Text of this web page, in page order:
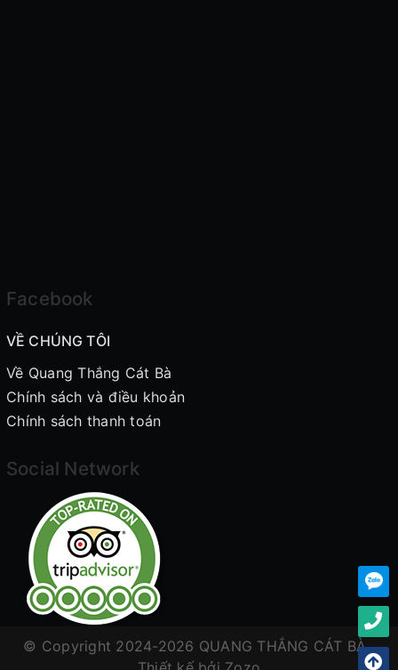
Facebook
VỀ CHÚNG TÔI
Về Quang Thắng Cát Bà
Chính sách và điều khoản
Chính sách thanh toán
Social Network
© Copyright 2024-2026 QUANG THẮNG CÁT BÀ .